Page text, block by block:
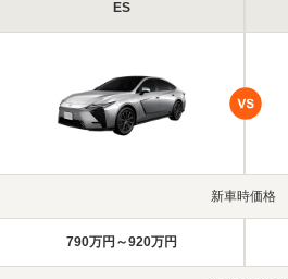
ES
新車時価格
790万円～920万円